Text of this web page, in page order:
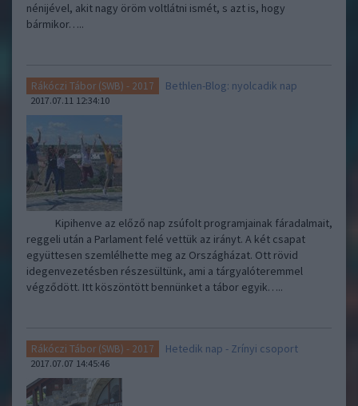
nénijével, akit nagy öröm voltlátni ismét, s azt is, hogy
bármikor…..
Rákóczi Tábor (SWB) - 2017 Bethlen-Blog: nyolcadik nap
2017.07.11 12:34:10
Kipihenve az előző nap zsúfolt programjainak fáradalmait,
reggeli után a Parlament felé vettük az irányt. A két csapat
együttesen szemlélhette meg az Országházat. Ott rövid
idegenvezetésben részesültünk, ami a tárgyalóteremmel
végződött. Itt köszöntött bennünket a tábor egyik…..
Rákóczi Tábor (SWB) - 2017 Hetedik nap - Zrínyi csoport
2017.07.07 14:45:46